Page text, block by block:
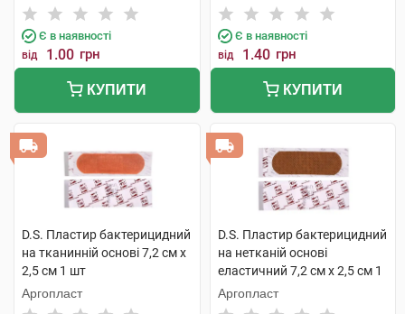
Є в наявності
від 1.00 грн
КУПИТИ
Є в наявності
від 1.40 грн
КУПИТИ
D.S. Пластир бактерицидний
на тканинній основі 7,2 см х
2,5 см 1 шт
Аргопласт
D.S. Пластир бактерицидний
на нетканій основі
еластичний 7,2 см х 2,5 см 1
шт
Аргопласт